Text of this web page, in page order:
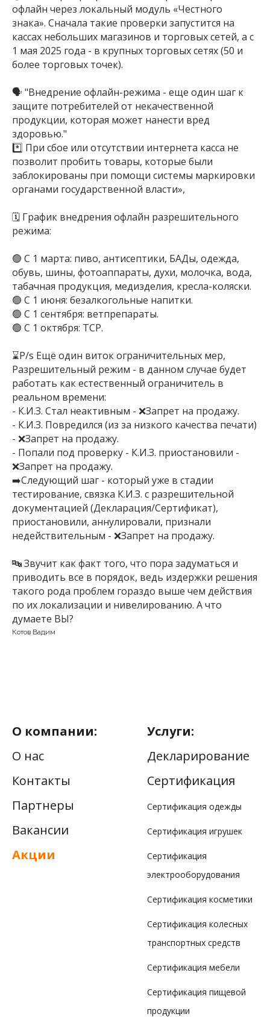
офлайн через локальный модуль «Честного
знака». Сначала такие проверки запустится на
кассах небольших магазинов и торговых сетей, а с
1 мая 2025 года - в крупных торговых сетях (50 и
более торговых точек).
🗣️ "Внедрение офлайн-режима - еще один шаг к
защите потребителей от некачественной
продукции, которая может нанести вред
здоровью."
*️⃣ При сбое или отсутствии интернета касса не
позволит пробить товары, которые были
заблокированы при помощи системы маркировки
органами государственной власти»,
🗓 График внедрения офлайн разрешительного
режима:
🟢 С 1 марта: пиво, антисептики, БАДы, одежда,
обувь, шины, фотоаппараты, духи, молочка, вода,
табачная продукция, медизделия, кресла-коляски.
🟢 С 1 июня: безалкогольные напитки.
🟢 С 1 сентября: ветпрепараты.
🟢 С 1 октября: ТСР.
⌛P/s Ещё один виток ограничительных мер,
Разрешительный режим - в данном случае будет
работать как естественный ограничитель в
реальном времени:
- К.И.З. Стал неактивным - ❌Запрет на продажу.
- К.И.З. Повредился (из за низкого качества печати)
- ❌Запрет на продажу.
- Попали под проверку - К.И.З. приостановили -
❌Запрет на продажу.
➡️Следующий шаг - который уже в стадии
тестирование, связка К.И.З. с разрешительной
документацией (Декларация/Сертификат),
приостановили, аннулировали, признали
недействительным - ❌Запрет на продажу.
🔤 Звучит как факт того, что пора задуматься и
приводить все в порядок, ведь издержки решения
такого рода проблем гораздо выше чем действия
по их локализации и нивелированию. А что
думаете ВЫ?
Котов Вадим
О компании:
О нас
Контакты
Партнеры
Вакансии
Акции
Услуги:
Декларирование
Сертификация
Сертификация одежды
Сертификация игрушек
Сертификация
электрооборудования
Сертификация косметики
Сертификация колесных
транспортных средств
Сертификация мебели
Сертификация пищевой
продукции